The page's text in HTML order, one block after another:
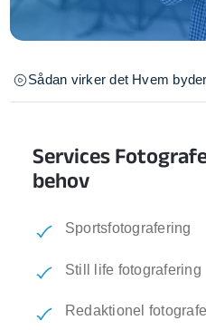
Sådan virker det Hvem byder
Services
behov
Sportsfotografering
Still life fotografering
Redaktionel